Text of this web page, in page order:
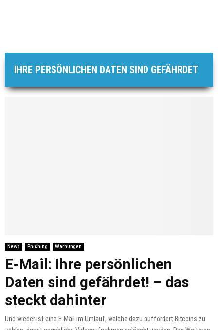
IHRE PERSÖNLICHEN DATEN SIND GEFÄHRDET
News Phishing Warnungen
E-Mail: Ihre persönlichen
Daten sind gefährdet! – das
steckt dahinter
Und wieder ist eine E-Mail im Umlauf, welche dazu auffordert Bitcoins zu